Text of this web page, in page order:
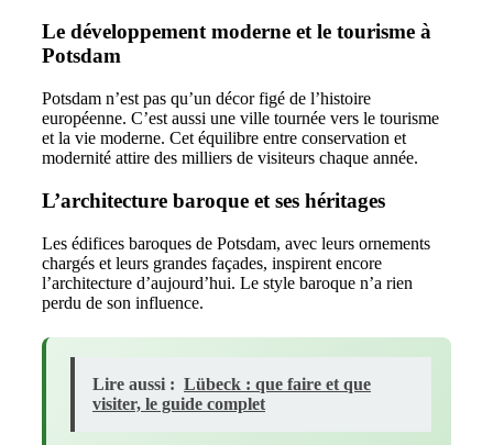
Le développement moderne et le tourisme à
Potsdam
Potsdam n’est pas qu’un décor figé de l’histoire
européenne. C’est aussi une ville tournée vers le tourisme
et la vie moderne. Cet équilibre entre conservation et
modernité attire des milliers de visiteurs chaque année.
L’architecture baroque et ses héritages
Les édifices baroques de Potsdam, avec leurs ornements
chargés et leurs grandes façades, inspirent encore
l’architecture d’aujourd’hui. Le style baroque n’a rien
perdu de son influence.
Lire aussi : Lübeck : que faire et que
visiter, le guide complet